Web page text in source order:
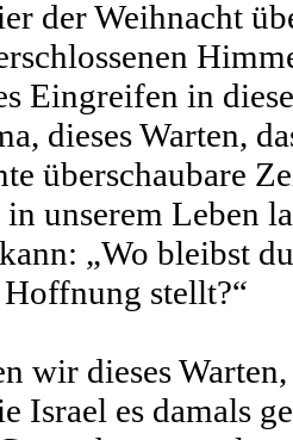
der Weihnacht
Eingreifen in
dieses Warten,
überschaubare
in unserem Leben
„Wo bleibst
stellt?“
wir dieses
Israel es damals